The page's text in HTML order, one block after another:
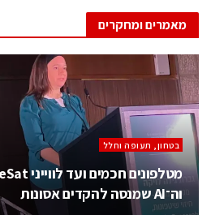
מאמרים ומחקרים
בטחון, תעופה וחלל
וה־AI שמנסה להקדים אסונות